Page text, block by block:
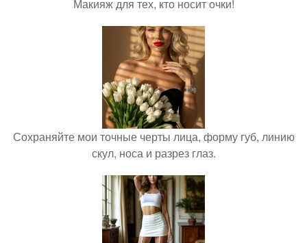
Макияж для тех, кто носит очки!
Сохраняйте мои точные черты лица, форму губ, линию
скул, носа и разрез глаз.